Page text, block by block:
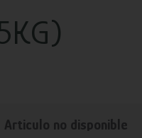
Articulo no disponible